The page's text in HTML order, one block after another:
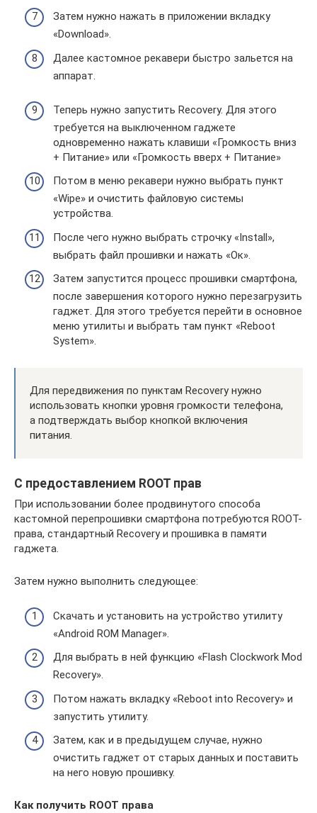
Затем нужно нажать в приложении вкладку
«Download».
Далее кастомное рекавери быстро зальется на
аппарат.
Теперь нужно запустить Recovery. Для этого
требуется на выключенном гаджете
одновременно нажать клавиши «Громкость вниз
+ Питание» или «Громкость вверх + Питание»
Потом в меню рекавери нужно выбрать пункт
«Wipe» и очистить файловую системы
устройства.
После чего нужно выбрать строчку «Install»,
выбрать файл прошивки и нажать «Ок».
Затем запустится процесс прошивки смартфона,
после завершения которого нужно перезагрузить
гаджет. Для этого требуется перейти в основное
меню утилиты и выбрать там пункт «Reboot
System».
Для передвижения по пунктам Recovery нужно
использовать кнопки уровня громкости телефона,
а подтверждать выбор кнопкой включения
питания.
С предоставлением ROOT прав
При использовании более продвинутого способа
кастомной перепрошивки смартфона потребуются ROOT-
права, стандартный Recovery и прошивка в памяти
гаджета.
Затем нужно выполнить следующее:
Скачать и установить на устройство утилиту
«Android ROM Manager».
Для выбрать в ней функцию «Flash Clockwork Mod
Recovery».
Потом нажать вкладку «Reboot into Recovery» и
запустить утилиту.
Затем, как и в предыдущем случае, нужно
очистить гаджет от старых данных и поставить
на него новую прошивку.
Как получить ROOT права